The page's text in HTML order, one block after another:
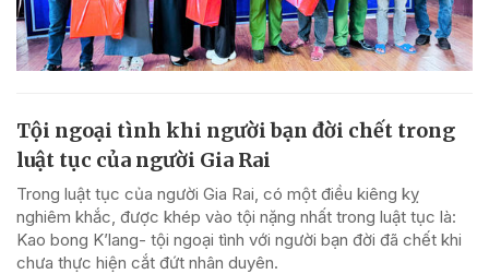
Tội ngoại tình khi người bạn đời chết trong
luật tục của người Gia Rai
Trong luật tục của người Gia Rai, có một điều kiêng kỵ
nghiêm khắc, được khép vào tội nặng nhất trong luật tục là:
Kao bong K’lang- tội ngoại tình với người bạn đời đã chết khi
chưa thực hiện cắt đứt nhân duyên.